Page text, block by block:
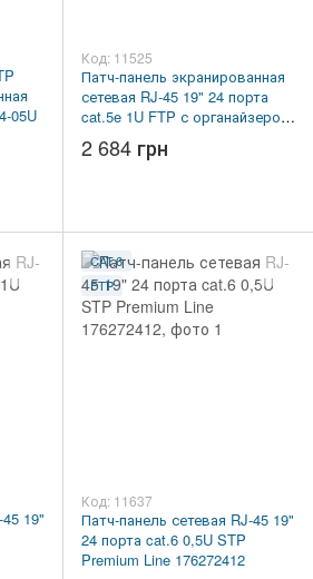
05U
Код: 11525
Патч-панель экранированная
сетевая RJ-45 19" 24 порта
cat.5e 1U FTP с органайзером
EPLV-F24D00
2 684 грн
19"
CAT.6
FTP
Код: 11637
Патч-панель сетевая RJ-45 19"
24 порта cat.6 0,5U STP
Premium Line 176272412